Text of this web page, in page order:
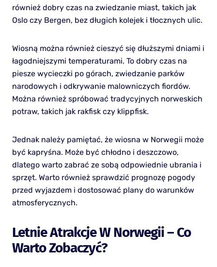
również dobry czas na zwiedzanie miast, takich jak
Oslo czy Bergen, bez długich kolejek i tłocznych ulic.
Wiosną można również cieszyć się dłuższymi dniami i
łagodniejszymi temperaturami. To dobry czas na
piesze wycieczki po górach, zwiedzanie parków
narodowych i odkrywanie malowniczych fiordów.
Można również spróbować tradycyjnych norweskich
potraw, takich jak rakfisk czy klippfisk.
Jednak należy pamiętać, że wiosna w Norwegii może
być kapryśna. Może być chłodno i deszczowo,
dlatego warto zabrać ze sobą odpowiednie ubrania i
sprzęt. Warto również sprawdzić prognozę pogody
przed wyjazdem i dostosować plany do warunków
atmosferycznych.
Letnie Atrakcje W Norwegii – Co
Warto Zobaczyć?